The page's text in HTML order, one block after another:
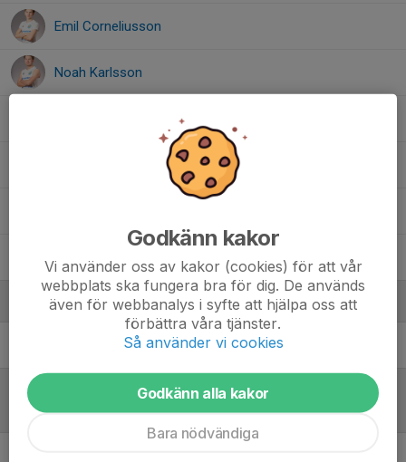
Emil Corneliusson
Noah Karlsson
Rami Ismail
Ledare
Johnell SmithHeadcoach
Referat
Godkänn kakor
Vi använder oss av kakor (cookies) för att vår
webbplats ska fungera bra för dig. De används
även för webbanalys i syfte att hjälpa oss att
förbättra våra tjänster.
Så använder vi cookies
Godkänn alla kakor
Bara nödvändiga